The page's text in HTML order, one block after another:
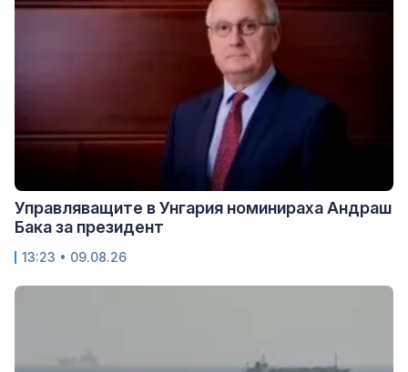
Управляващите в Унгария номинираха Андраш
Бака за президент
13:23 • 09.08.26